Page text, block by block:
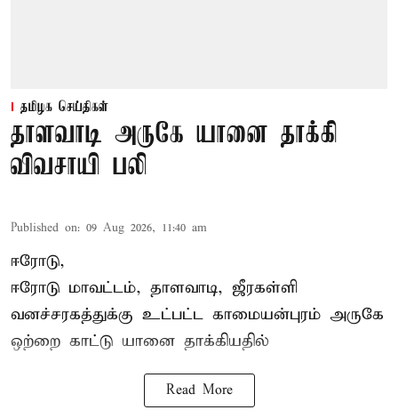
தமிழக செய்திகள்
தாளவாடி அருகே யானை தாக்கி
விவசாயி பலி
Published on: 09 Aug 2026, 11:40 am
ஈரோடு,
ஈரோடு மாவட்டம், தாளவாடி, ஜீரகள்ளி
வனச்சரகத்துக்கு உட்பட்ட காமையன்புரம் அருகே
ஒற்றை காட்டு யானை தாக்கியதில்
Read More